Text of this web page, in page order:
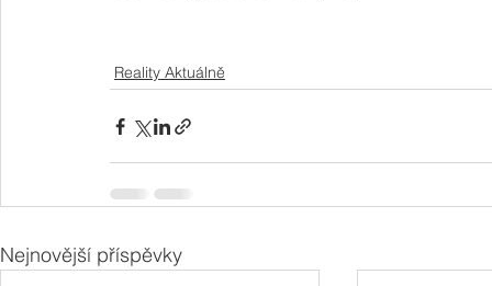
Reality Aktuálně
Nejnovější příspěvky